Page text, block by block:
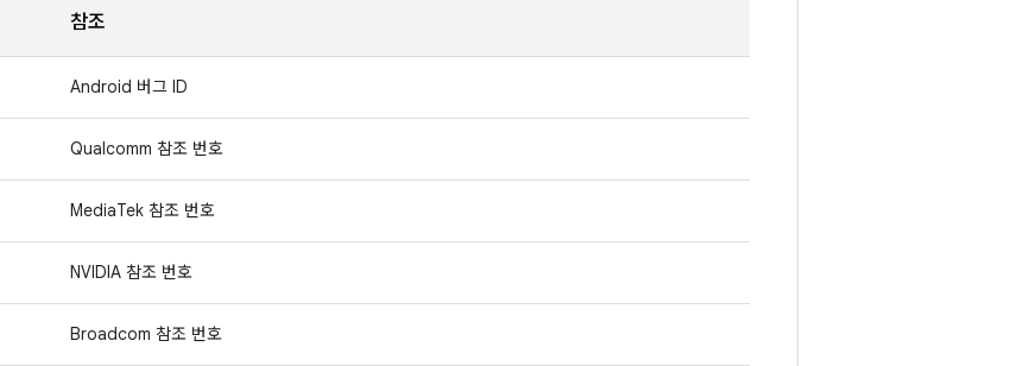
참조
Android 버그 ID
Qualcomm 참조 번호
MediaTek 참조 번호
NVIDIA 참조 번호
Broadcom 참조 번호